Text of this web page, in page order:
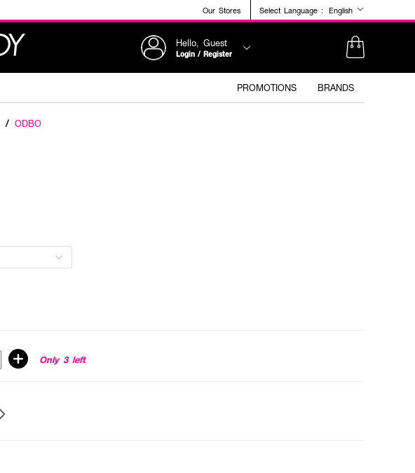
Our Stores Select Language : English
Hello, Guest
Login / Register
PROMOTIONS BRANDS
/ ODBO
Only 3 left